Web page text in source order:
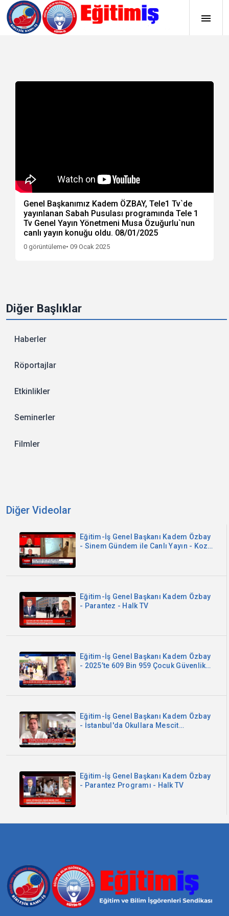
Diğer Başlıklar
Haberler
Röportajlar
Etkinlikler
Seminerler
Filmler
Diğer Videolar
Eğitim-İş Genel Başkanı Kadem Özbay
- Sinem Gündem ile Canlı Yayın - Koza
Eğitim-İş Genel Başkanı Kadem Özbay
- Parantez - Halk TV
Eğitim-İş Genel Başkanı Kadem Özbay
- 2025’te 609 Bin 959 Çocuk Güvenlik
Eğitim-İş Genel Başkanı Kadem Özbay
- İstanbul'da Okullara Mescit
Eğitim-İş Genel Başkanı Kadem Özbay
- Parantez Programı - Halk TV
Genel Başkanımız Kadem ÖZBAY, Tele1 Tv`de
yayınlanan Sabah Pusulası programında Tele 1
Tv Genel Yayın Yönetmeni Musa Özuğurlu`nun
canlı yayın konuğu oldu. 08/01/2025
0 görüntüleme• 09 Ocak 2025